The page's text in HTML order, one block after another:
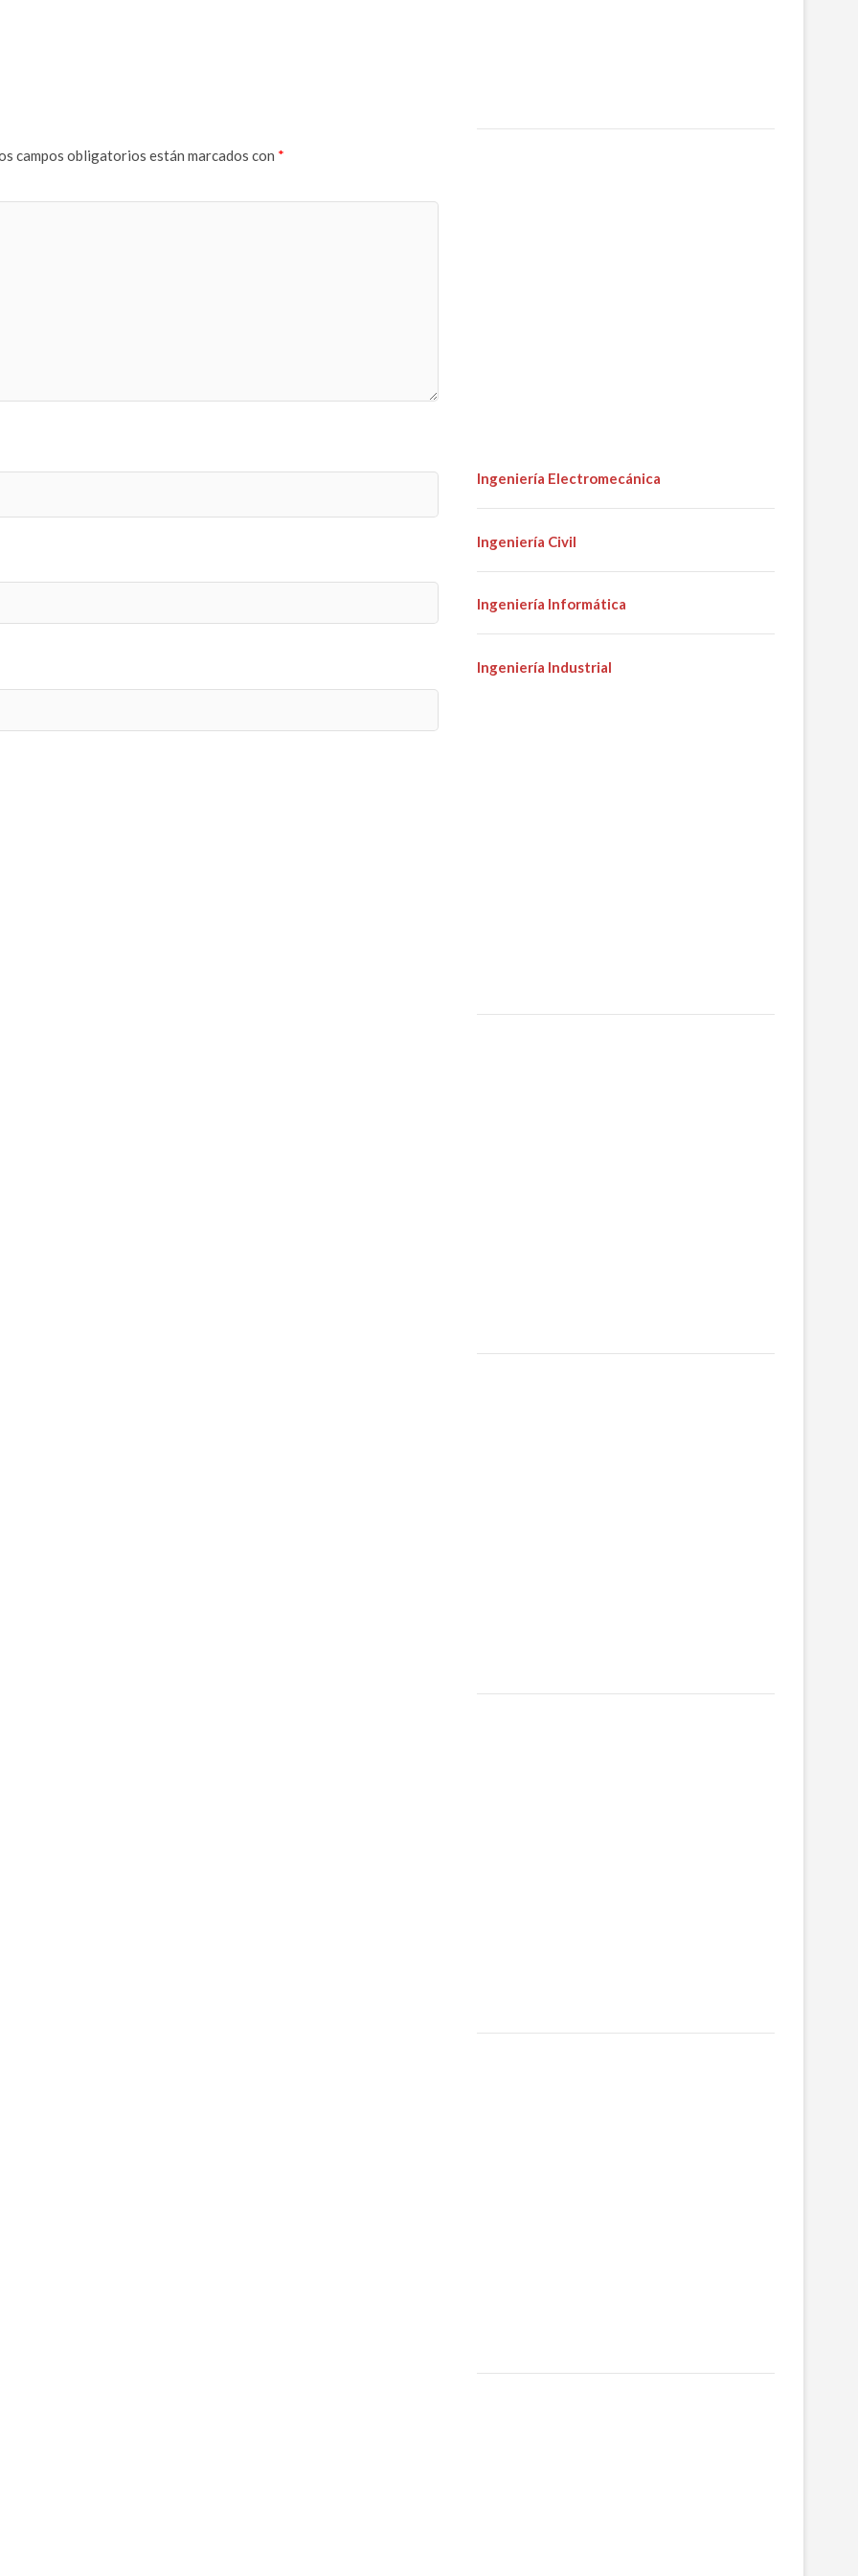
campos obligatorios están marcados con *
Ingeniería Electromecánica
Ingeniería Civil
Ingeniería Informática
Ingeniería Industrial